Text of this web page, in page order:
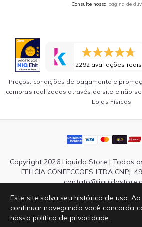
Este site salva seu histórico de uso. Ao
continuar navegando você concorda
nossa política de privacidade.
Consulte nossa página de
2292 avaliações reais
Preços, condições de pagamento e
compras realizadas através do site e não
Lojas Físicas.
Copyright 2026 Liquido Store | Todos
FELICIA CONFECCOES LTDA CNPJ:
000